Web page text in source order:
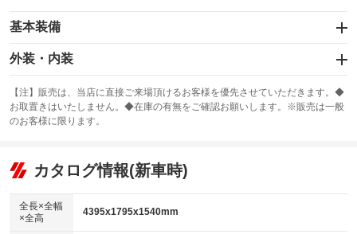
基本装備
エアバッグ：運転席/助手席/サイド
：装備あり
：装備なし
サンルーフ
：装備なし ABS
リフトアップ
：装備なし
：装備なし
パワーウィンドウ
外装・内装
カーナビ：SDナビ
：装備あり
TV：フルセグ
：装備あり
ビジュアル
：装備なし
：装備あり
革シート
【注】販売は、当店に直接ご来場頂けるお客様を優先させていただきます。◆
お取置きはいたしません。◆在庫の有無をご確認お願いします。※販売は一般
のお客様に限ります。
カタログ情報(新車時)
全長×全幅
×全高
4395x1795x1540mm